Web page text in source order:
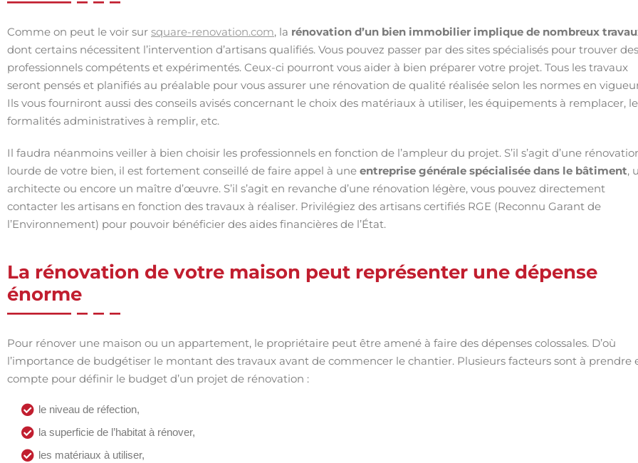
Comme on peut le voir sur square-renovation.com, la rénovation d’un bien immobilier implique de nombreux
dont certains nécessitent l’intervention d’artisans qualifiés. Vous pouvez passer par des sites spécialisés pour trouver des
professionnels compétents et expérimentés. Ceux-ci pourront vous aider à bien préparer votre projet. Tous les travaux
seront pensés et planifiés au préalable pour vous assurer une rénovation de qualité réalisée selon les normes en
Ils vous fourniront aussi des conseils avisés concernant le choix des matériaux à utiliser, les équipements à remplacer,
formalités administratives à remplir, etc.
Il faudra néanmoins veiller à bien choisir les professionnels en fonction de l’ampleur du projet. S’il s’agit d’une
lourde de votre bien, il est fortement conseillé de faire appel à une entreprise générale spécialisée dans le bâtiment,
architecte ou encore un maître d’œuvre. S’il s’agit en revanche d’une rénovation légère, vous pouvez directement
contacter les artisans en fonction des travaux à réaliser. Privilégiez des artisans certifiés RGE (Reconnu Garant de
l’Environnement) pour pouvoir bénéficier des aides financières de l’État.
La rénovation de votre maison peut représenter une dépense
énorme
Pour rénover une maison ou un appartement, le propriétaire peut être amené à faire des dépenses colossales. D’où
l’importance de budgétiser le montant des travaux avant de commencer le chantier. Plusieurs facteurs sont à prendre
compte pour définir le budget d’un projet de rénovation :
le niveau de réfection,
la superficie de l’habitat à rénover,
les matériaux à utiliser,